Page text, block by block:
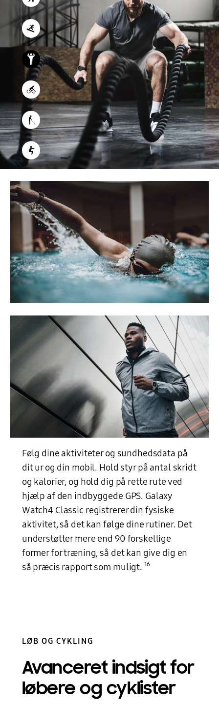
Følg dine aktiviteter og sundhedsdata på
dit ur og din mobil. Hold styr på antal skridt
og kalorier, og hold dig på rette rute ved
hjælp af den indbyggede GPS. Galaxy
Watch4 Classic registrerer din fysiske
aktivitet, så det kan følge dine rutiner. Det
understøtter mere end 90 forskellige
former for træning, så det kan give dig en
så præcis rapport som muligt. 16
LØB OG CYKLING
Avanceret indsigt for
løbereog cyklister